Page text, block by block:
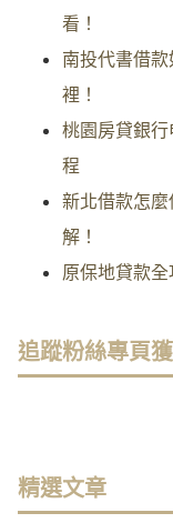
看！
南投代書借
裡！
桃園房貸銀
程
新北借款怎
解！
原保地貸款全
追蹤粉絲專頁
精選文章